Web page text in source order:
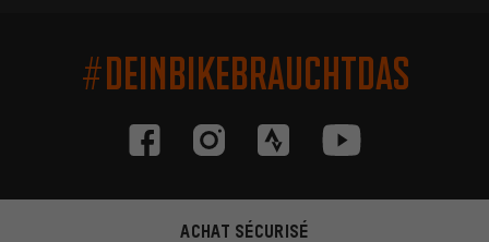
#DEINBIKEBRAUCHTDAS
ACHAT SÉCURISÉ